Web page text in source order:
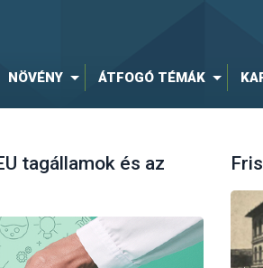
NÖVÉNY ÁTFOGÓ TÉMÁK
tagállamok és az